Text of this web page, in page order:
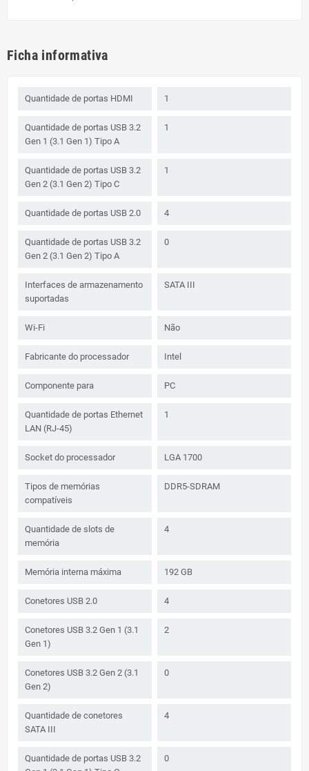
Ficha informativa
Quantidade de portas HDMI 1
Quantidade de portas USB 3.2
Gen 1 (3.1 Gen 1) Tipo A
1
Quantidade de portas USB 3.2
Gen 2 (3.1 Gen 2) Tipo C
1
Quantidade de portas USB 2.0 4
Quantidade de portas USB 3.2
Gen 2 (3.1 Gen 2) Tipo A
0
Interfaces de armazenamento
suportadas
SATA III
Wi-Fi Não
Fabricante do processador Intel
Componente para PC
Quantidade de portas Ethernet
LAN (RJ-45)
1
Socket do processador LGA 1700
Tipos de memórias
compatíveis
DDR5-SDRAM
Quantidade de slots de
memória
4
Memória interna máxima 192 GB
Conetores USB 2.0 4
Conetores USB 3.2 Gen 1 (3.1
Gen 1)
2
Conetores USB 3.2 Gen 2 (3.1
Gen 2)
0
Quantidade de conetores
SATA III
4
Quantidade de portas USB 3.2
0